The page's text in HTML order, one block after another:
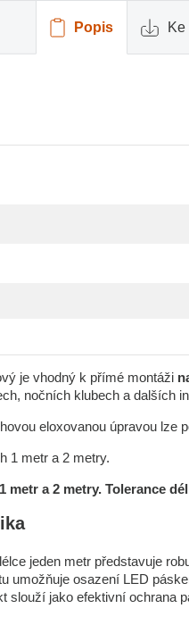
Popis Ke
je vhodný k přímé montáži
nočních klubech a dalších
eloxovanou úpravou lze
1 metr a 2 metry.
metr a 2 metry. Tolerance
jeden metr představuje
umožňuje osazení LED
slouží jako efektivní ochrana